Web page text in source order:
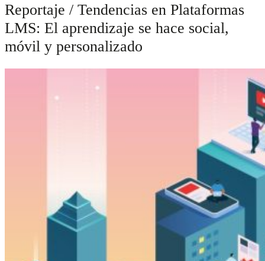
Reportaje / Tendencias en Plataformas
LMS: El aprendizaje se hace social,
móvil y personalizado